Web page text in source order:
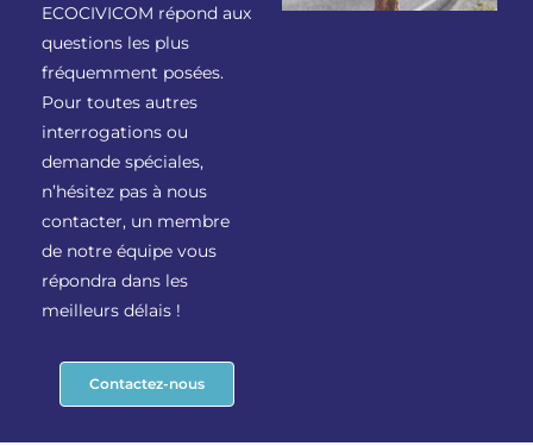
ECOCIVICOM répond aux
questions les plus
fréquemment posées.
Pour toutes autres
interrogations ou
demande spéciales,
n’hésitez pas à nous
contacter, un membre
de notre équipe vous
répondra dans les
meilleurs délais !
Contactez-nous